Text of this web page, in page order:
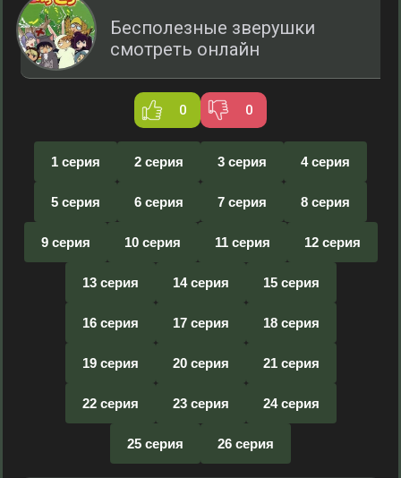
Бесполезные зверушки
смотреть онлайн
0 0
1 серия 2 серия 3 серия 4 серия
5 серия 6 серия 7 серия 8 серия
9 серия 10 серия 11 серия 12 серия
13 серия 14 серия 15 серия
16 серия 17 серия 18 серия
19 серия 20 серия 21 серия
22 серия 23 серия 24 серия
25 серия 26 серия